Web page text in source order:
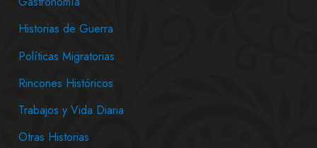
Historias de Guerra
Políticas Migratorias
Rincones Históricos
Trabajos y Vida Diaria
Otras Historias